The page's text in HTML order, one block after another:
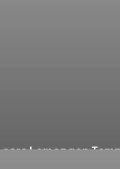
Lamongan